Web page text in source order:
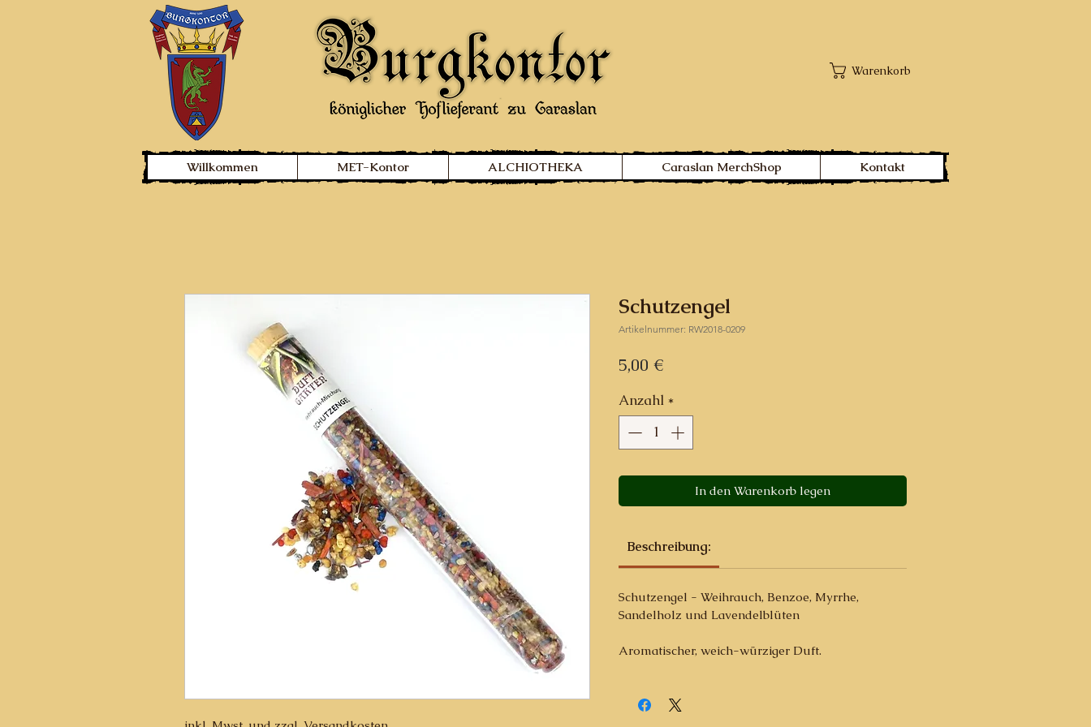
Warenkorb
Willkommen MET-Kontor ALCHIOTHEKA Caraslan MerchShop Kontakt
Schutzengel
Artikelnummer: RW2018-0209
5,00 €Preis
Anzahl *
In den Warenkorb legen
Beschreibung:
Schutzengel - Weihrauch, Benzoe, Myrrhe,
Sandelholz und Lavendelblüten
Aromatischer, weich-würziger Duft.